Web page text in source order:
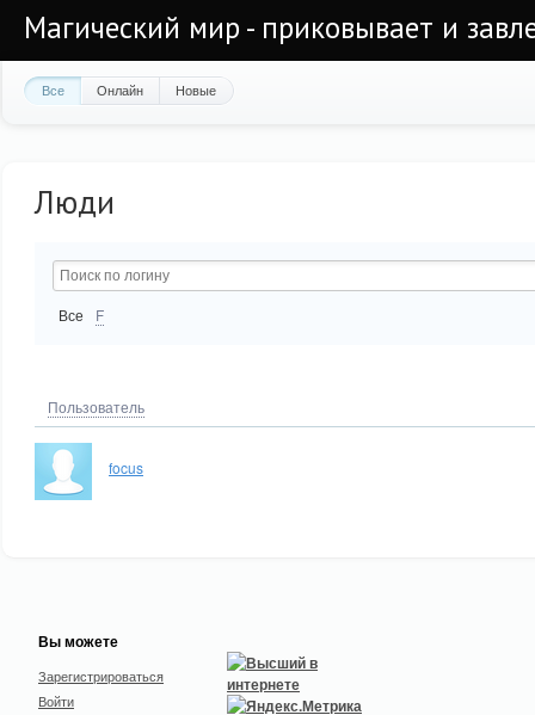
Магический мир - приковывает и
Все Онлайн Новые
Люди
Все F
Пользователь
focus
Вы можете
Зарегистрироваться
Войти